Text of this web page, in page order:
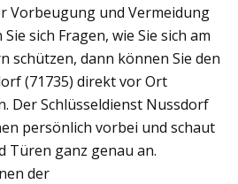
Vorbeugung und Vermeidung
sich Fragen, wie Sie sich am
schützen, dann können Sie den
(71735) direkt vor Ort
Der Schlüsseldienst Nussdorf
persönlich vorbei und schaut
Türen ganz genau an.
der